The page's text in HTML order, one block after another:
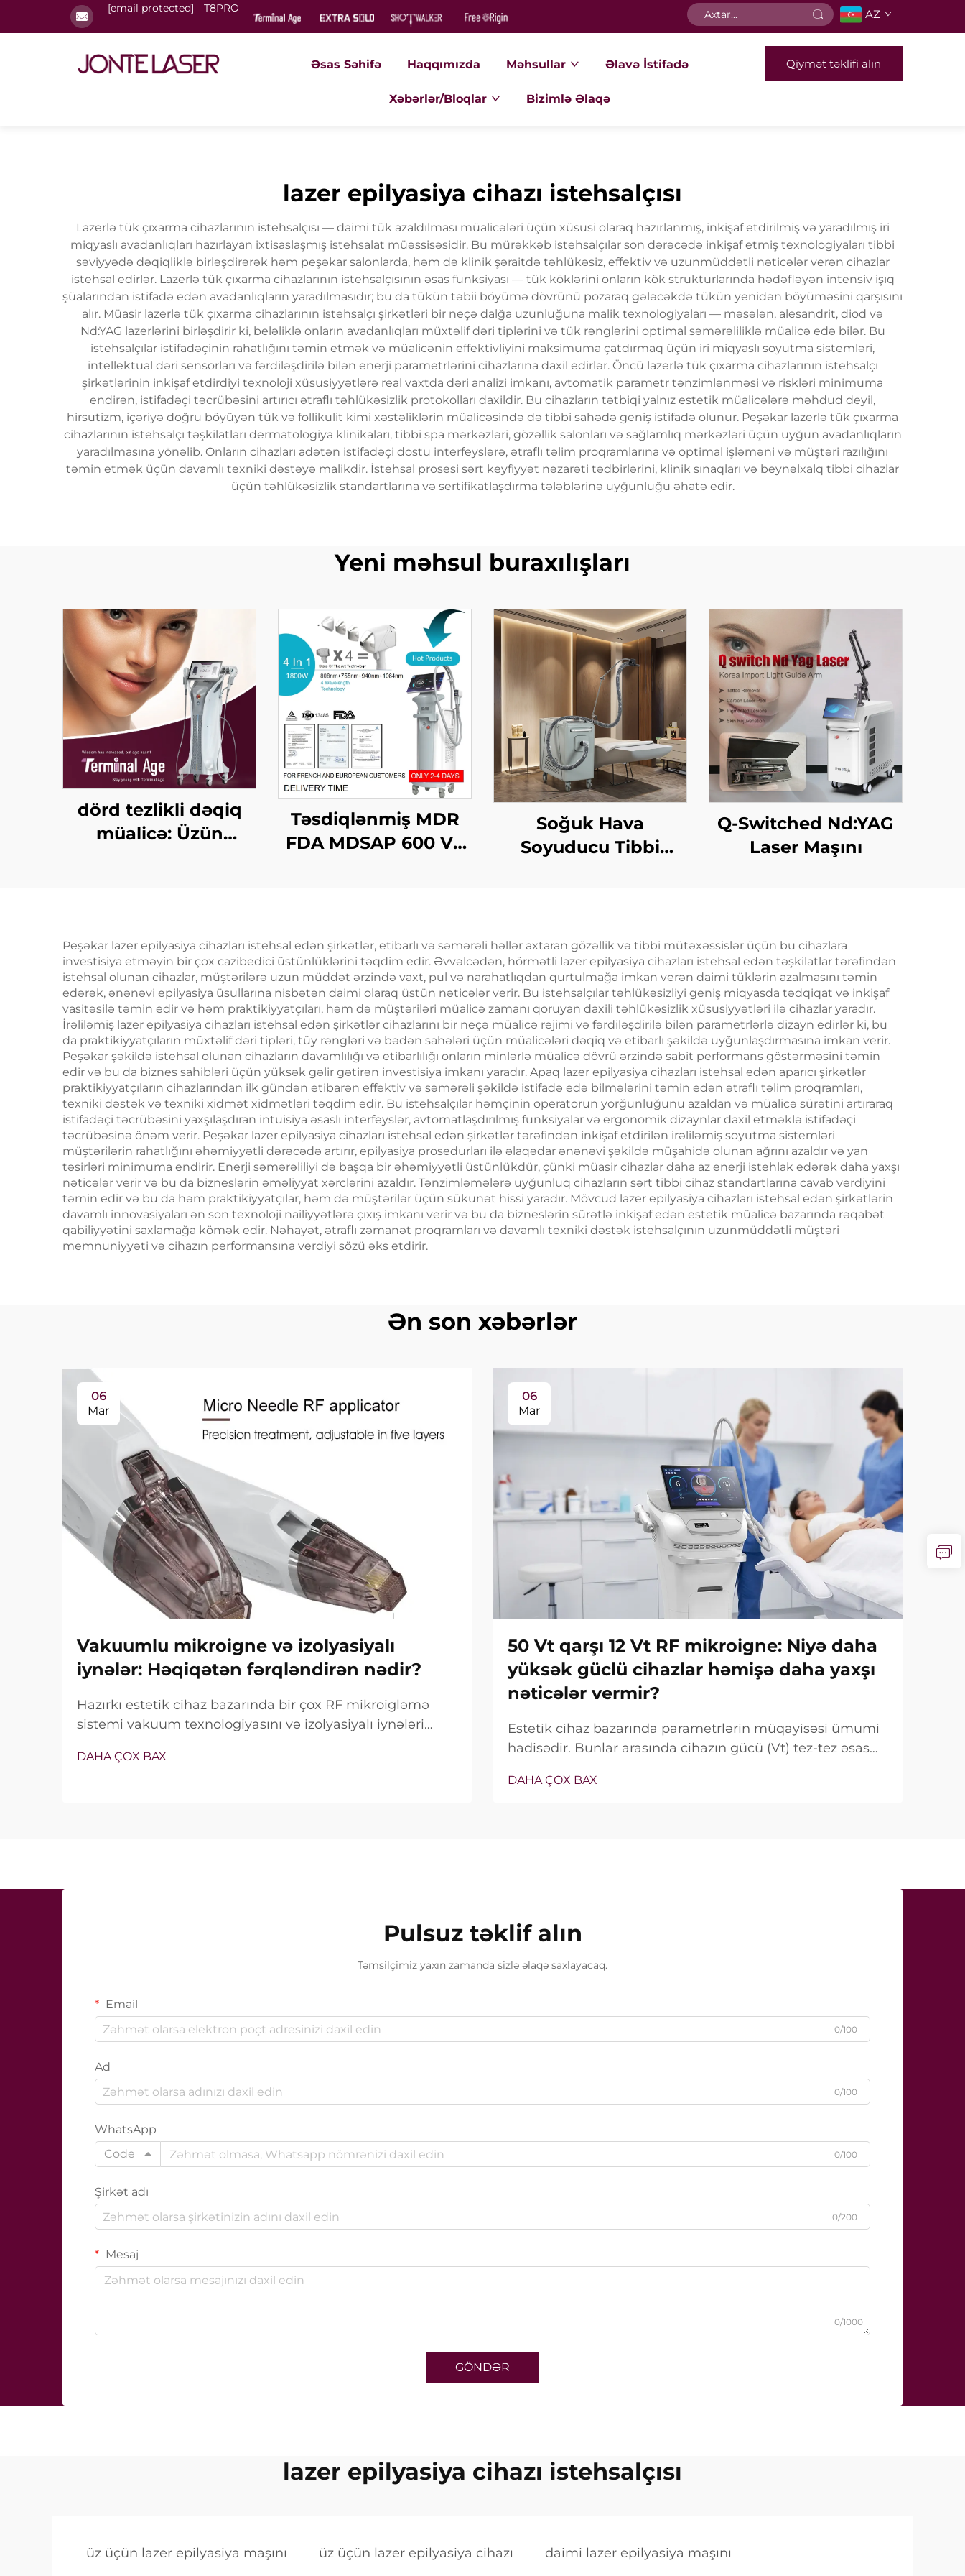
[email protected] T8PRO AZ
Əsas Səhifə Haqqımızda Məhsullar Əlavə İstifadə
Xəbərlər/Bloqlar Bizimlə Əlaqə
Qiymət təklifi alın
lazer epilyasiya cihazı istehsalçısı
Lazerlə tük çıxarma cihazlarının istehsalçısı — daimi tük azaldılması müalicələri üçün xüsusi olaraq hazırlanmış, inkişaf etdirilmiş və yaradılmış iri
miqyaslı avadanlıqları hazırlayan ixtisaslaşmış istehsalat müəssisəsidir. Bu mürəkkəb istehsalçılar son dərəcədə inkişaf etmiş texnologiyaları tibbi
səviyyədə dəqiqliklə birləşdirərək həm peşəkar salonlarda, həm də klinik şəraitdə təhlükəsiz, effektiv və uzunmüddətli nəticələr verən cihazlar
istehsal edirlər. Lazerlə tük çıxarma cihazlarının istehsalçısının əsas funksiyası — tük köklərini onların kök strukturlarında hədəfləyən intensiv işıq
şüalarından istifadə edən avadanlıqların yaradılmasıdır; bu da tükün təbii böyümə dövrünü pozaraq gələcəkdə tükün yenidən böyüməsini qarşısını
alır. Müasir lazerlə tük çıxarma cihazlarının istehsalçı şirkətləri bir neçə dalğa uzunluğuna malik texnologiyaları — məsələn, alesandrit, diod və
Nd:YAG lazerlərini birləşdirir ki, beləliklə onların avadanlıqları müxtəlif dəri tiplərini və tük rənglərini optimal səmərəliliklə müalicə edə bilər. Bu
istehsalçılar istifadəçinin rahatlığını təmin etmək və müalicənin effektivliyini maksimuma çatdırmaq üçün iri miqyaslı soyutma sistemləri,
intellektual dəri sensorları və fərdiləşdirilə bilən enerji parametrlərini cihazlarına daxil edirlər. Öncü lazerlə tük çıxarma cihazlarının istehsalçı
şirkətlərinin inkişaf etdirdiyi texnoloji xüsusiyyətlərə real vaxtda dəri analizi imkanı, avtomatik parametr tənzimlənməsi və riskləri minimuma
endirən, istifadəçi təcrübəsini artırıcı ətraflı təhlükəsizlik protokolları daxildir. Bu cihazların tətbiqi yalnız estetik müalicələrə məhdud deyil,
hirsutizm, içəriyə doğru böyüyən tük və follikulit kimi xəstəliklərin müalicəsində də tibbi sahədə geniş istifadə olunur. Peşəkar lazerlə tük çıxarma
cihazlarının istehsalçı təşkilatları dermatologiya klinikaları, tibbi spa mərkəzləri, gözəllik salonları və sağlamlıq mərkəzləri üçün uyğun avadanlıqların
yaradılmasına yönəlib. Onların cihazları adətən istifadəçi dostu interfeyslərə, ətraflı təlim proqramlarına və optimal işləməni və müştəri razılığını
təmin etmək üçün davamlı texniki dəstəyə malikdir. İstehsal prosesi sərt keyfiyyət nəzarəti tədbirlərini, klinik sınaqları və beynəlxalq tibbi cihazlar
üçün təhlükəsizlik standartlarına və sertifikatlaşdırma tələblərinə uyğunluğu əhatə edir.
Yeni məhsul buraxılışları
dörd tezlikli dəqiq
müalicə: Üzün
son yaş HIFU maşını
Təsdiqlənmiş MDR
FDA MDSAP 600 Vt,
nm, 808 nm, 940 nm,
1064 nm diod laser
saç çıxarma maşını
Soğuk Hava
Soyuducu Tibbi
Epidermis Müdafiəsi,
Davamlı, Təmasdan
Azad Kliniki İstifadə
üçün
Q-Switched Nd:YAG
Laser Maşını
Peşəkar lazer epilyasiya cihazları istehsal edən şirkətlər, etibarlı və səmərəli həllər axtaran gözəllik və tibbi mütəxəssislər üçün bu cihazlara
investisiya etməyin bir çox cazibedici üstünlüklərini təqdim edir. Əvvəlcədən, hörmətli lazer epilyasiya cihazları istehsal edən təşkilatlar tərəfindən
istehsal olunan cihazlar, müştərilərə uzun müddət ərzində vaxt, pul və narahatlıqdan qurtulmağa imkan verən daimi tüklərin azalmasını təmin
edərək, ənənəvi epilyasiya üsullarına nisbətən daimi olaraq üstün nəticələr verir. Bu istehsalçılar təhlükəsizliyi geniş miqyasda tədqiqat və inkişaf
vasitəsilə təmin edir və həm praktikiyyatçıları, həm də müştəriləri müalicə zamanı qoruyan daxili təhlükəsizlik xüsusiyyətləri ilə cihazlar yaradır.
İrəliləmiş lazer epilyasiya cihazları istehsal edən şirkətlər cihazlarını bir neçə müalicə rejimi və fərdiləşdirilə bilən parametrlərlə dizayn edirlər ki, bu
da praktikiyyatçıların müxtəlif dəri tipləri, tüy rəngləri və bədən sahələri üçün müalicələri dəqiq və etibarlı şəkildə uyğunlaşdırmasına imkan verir.
Peşəkar şəkildə istehsal olunan cihazların davamlılığı və etibarlılığı onların minlərlə müalicə dövrü ərzində sabit performans göstərməsini təmin
edir və bu da biznes sahibləri üçün yüksək gəlir gətirən investisiya imkanı yaradır. Apaq lazer epilyasiya cihazları istehsal edən aparıcı şirkətlər
praktikiyyatçıların cihazlarından ilk gündən etibarən effektiv və səmərəli şəkildə istifadə edə bilmələrini təmin edən ətraflı təlim proqramları,
texniki dəstək və texniki xidmət xidmətləri təqdim edir. Bu istehsalçılar həmçinin operatorun yorğunluğunu azaldan və müalicə sürətini artıraraq
istifadəçi təcrübəsini yaxşılaşdıran intuisiya əsaslı interfeyslər, avtomatlaşdırılmış funksiyalar və ergonomik dizaynlar daxil etməklə istifadəçi
təcrübəsinə önəm verir. Peşəkar lazer epilyasiya cihazları istehsal edən şirkətlər tərəfindən inkişaf etdirilən irəliləmiş soyutma sistemləri
müştərilərin rahatlığını əhəmiyyətli dərəcədə artırır, epilyasiya prosedurları ilə əlaqədar ənənəvi şəkildə müşahidə olunan ağrını azaldır və yan
təsirləri minimuma endirir. Enerji səmərəliliyi də başqa bir əhəmiyyətli üstünlükdür, çünki müasir cihazlar daha az enerji istehlak edərək daha yaxşı
nəticələr verir və bu da bizneslərin əməliyyat xərclərini azaldır. Tənzimləmələrə uyğunluq cihazların sərt tibbi cihaz standartlarına cavab verdiyini
təmin edir və bu da həm praktikiyyatçılar, həm də müştərilər üçün sükunət hissi yaradır. Mövcud lazer epilyasiya cihazları istehsal edən şirkətlərin
davamlı innovasiyaları ən son texnoloji nailiyyətlərə çıxış imkanı verir və bu da bizneslərin sürətlə inkişaf edən estetik müalicə bazarında rəqabət
qabiliyyətini saxlamağa kömək edir. Nəhayət, ətraflı zəmanət proqramları və davamlı texniki dəstək istehsalçının uzunmüddətli müştəri
memnuniyyəti və cihazın performansına verdiyi sözü əks etdirir.
Ən son xəbərlər
06
Mar
Vakuumlu mikroigne və izolyasiyalı
iynələr: Həqiqətən fərqləndirən nədir?
Hazırkı estetik cihaz bazarında bir çox RF mikroigləmə
sistemi vakuum texnologiyasını və izolyasiyalı iynələri
xüsusiyyətlərin mövcud olub-olmaması deyil, onların klinik
DAHA ÇOX BAX
06
Mar
50 Vt qarşı 12 Vt RF mikroigne: Niyə daha
yüksək güclü cihazlar həmişə daha yaxşı
nəticələr vermir?
Estetik cihaz bazarında parametrlərin müqayisəsi ümumi
hadisədir. Bunlar arasında cihazın gücü (Vt) tez-tez əsas
real vəziyyət tamamilə fərqlidir. Çox hallarda belə «güc»...
DAHA ÇOX BAX
Pulsuz təklif alın
Təmsilçimiz yaxın zamanda sizlə əlaqə saxlayacaq.
Email
0/100
Ad
0/100
WhatsApp
Code
0/100
Şirkət adı
0/200
Mesaj
0/1000
GÖNDƏR
lazer epilyasiya cihazı istehsalçısı
üz üçün lazer epilyasiya maşını üz üçün lazer epilyasiya cihazı daimi lazer epilyasiya maşını